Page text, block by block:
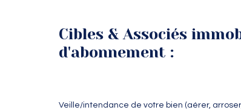
Cibles & Associés
d'abonnement :
Veille/intendance de votre bien (aérer,